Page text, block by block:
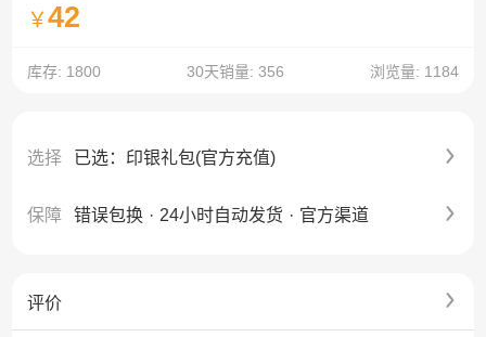
￥42
库存: 1800 30天销量: 356 浏览量: 1184
选择 已选：印银礼包(官方充值)
保障 错误包换 · 24小时自动发货 · 官方渠道
评价